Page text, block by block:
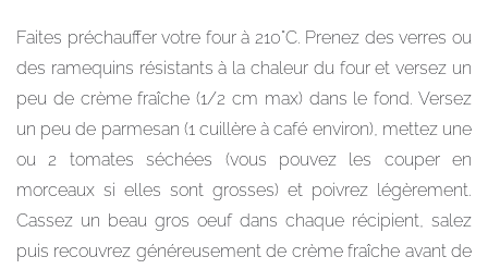
Faites préchauffer votre four à 210°C. Prenez des verres ou
des ramequins résistants à la chaleur du four et versez un
peu de crème fraîche (1/2 cm max) dans le fond. Versez
un peu de parmesan (1 cuillère à café environ), mettez une
ou 2 tomates séchées (vous pouvez les couper en
morceaux si elles sont grosses) et poivrez légèrement.
Cassez un beau gros oeuf dans chaque récipient, salez
puis recouvrez généreusement de crème fraîche avant de